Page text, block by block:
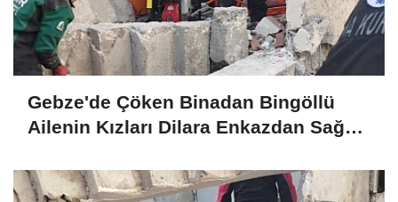
Gebze'de Çöken Binadan Bingöllü
Ailenin Kızları Dilara Enkazdan Sağ